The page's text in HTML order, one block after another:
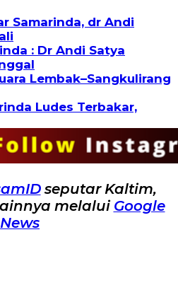
Samarinda, dr Andi
: Dr Andi Satya
Lembak–Sangkulirang
Ludes Terbakar,
seputar Kaltim,
melalui Google
News